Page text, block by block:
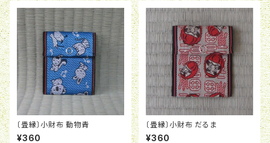
〔畳縁〕小財布 動物青
¥360
〔畳縁〕小財布 だるま
¥360